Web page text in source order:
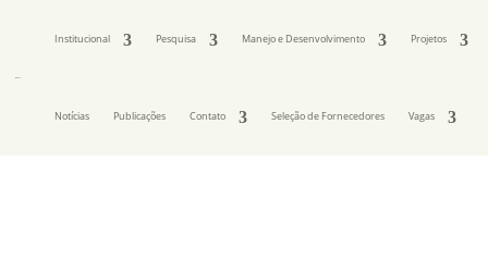
Institucional Pesquisa Manejo e Desenvolvimento Projetos
Notícias Publicações Contato Seleção de Fornecedores Vagas